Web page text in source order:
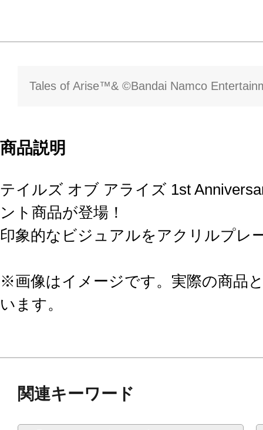
Tales of Arise™& ©Bandai Namco
商品説明
テイルズ オブ アライズ 1st
ント商品が登場！
印象的なビジュアルをアクリルプレ
※画像はイメージです。実際の商品
います。
関連キーワード